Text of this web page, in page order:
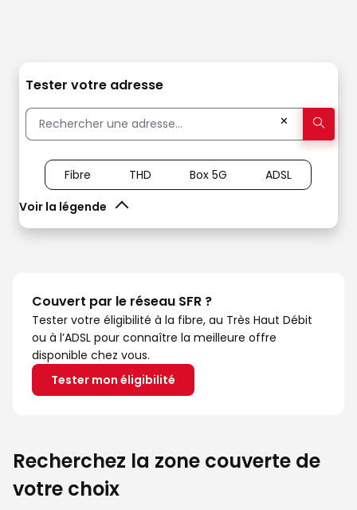
Tester votre adresse
✕
Voir la légende
Fibre THD Box 5G ADSL
Couvert par le réseau SFR ?
Tester votre éligibilité à la fibre, au Très Haut Débit
ou à l’ADSL pour connaître la meilleure offre
disponible chez vous.
Tester mon éligibilité
Recherchez la zone couverte de
votre choix